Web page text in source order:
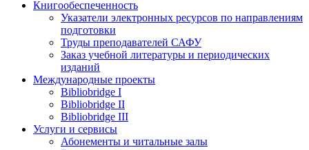
Книгообеспеченность
Указатели электронных ресурсов по направлениям
подготовки
Труды преподавателей САФУ
Заказ учебной литературы и периодических
изданий
Международные проекты
Bibliobridge I
Bibliobridge II
Bibliobridge III
Услуги и сервисы
Абонементы и читальные залы